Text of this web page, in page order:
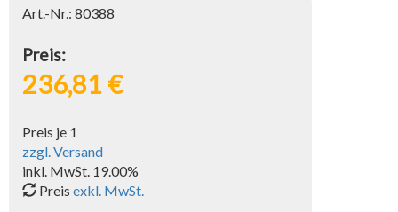
Art.-Nr.: 80388
Preis:
236,81 €
Preis je 1
zzgl. Versand
inkl. MwSt. 19.00%
Preisexkl. MwSt.